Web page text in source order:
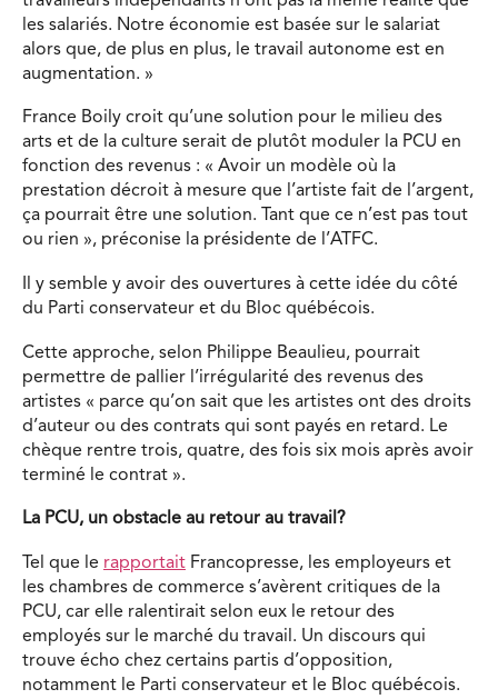
les salariés. Notre économie est basée sur le salariat
alors que, de plus en plus, le travail autonome est en
augmentation. »
France Boily croit qu’une solution pour le milieu des
arts et de la culture serait de plutôt moduler la PCU en
fonction des revenus : « Avoir un modèle où la
prestation décroit à mesure que l’artiste fait de l’argent,
ça pourrait être une solution. Tant que ce n’est pas tout
ou rien », préconise la présidente de l’ATFC.
Il y semble y avoir des ouvertures à cette idée du côté
du Parti conservateur et du Bloc québécois.
Cette approche, selon Philippe Beaulieu, pourrait
permettre de pallier l’irrégularité des revenus des
artistes « parce qu’on sait que les artistes ont des droits
d’auteur ou des contrats qui sont payés en retard. Le
chèque rentre trois, quatre, des fois six mois après avoir
terminé le contrat ».
La PCU, un obstacle au retour au travail?
Tel que le rapportait Francopresse, les employeurs et
les chambres de commerce s’avèrent critiques de la
PCU, car elle ralentirait selon eux le retour des
employés sur le marché du travail. Un discours qui
trouve écho chez certains partis d’opposition,
notamment le Parti conservateur et le Bloc québécois.